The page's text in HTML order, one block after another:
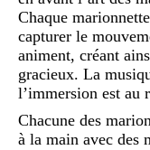
Chaque
capturer le
animent, créant
gracieux. La
l’immersion est au
Chacune des
à la main avec des